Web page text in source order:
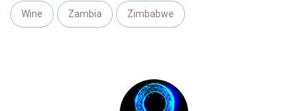
Wine Zambia Zimbabwe